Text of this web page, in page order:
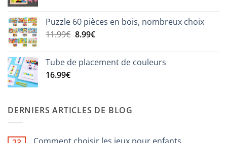
Puzzle 60 pièces en bois, nombreux choix
11.99€ Le
était :
8.99€Le
est :
Tube de placement de couleurs
16.99€
DERNIERS ARTICLES DE BLOG